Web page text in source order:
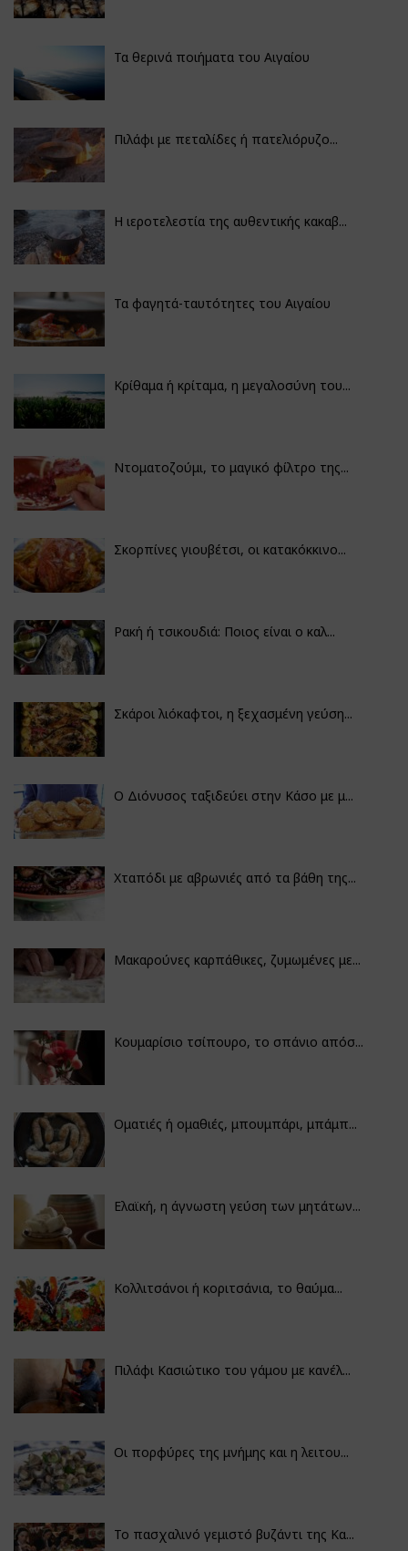
Τα θερινά ποιήματα του Αιγαίου
Πιλάφι με πεταλίδες ή πατελιόρυζο...
Η ιεροτελεστία της αυθεντικής κακαβ...
Τα φαγητά-ταυτότητες του Αιγαίου
Κρίθαμα ή κρίταμα, η μεγαλοσύνη του...
Ντοματοζούμι, το μαγικό φίλτρο της...
Σκορπίνες γιουβέτσι, οι κατακόκκινο...
Ρακή ή τσικουδιά: Ποιος είναι ο καλ...
Σκάροι λιόκαφτοι, η ξεχασμένη γεύση...
Ο Διόνυσος ταξιδεύει στην Κάσο με μ...
Χταπόδι με αβρωνιές από τα βάθη της...
Μακαρούνες καρπάθικες, ζυμωμένες με...
Κουμαρίσιο τσίπουρο, το σπάνιο απόσ...
Οματιές ή ομαθιές, μπουμπάρι, μπάμπ...
Ελαϊκή, η άγνωστη γεύση των μητάτων...
Κολλιτσάνοι ή κοριτσάνια, το θαύμα...
Πιλάφι Κασιώτικο του γάμου με κανέλ...
Οι πορφύρες της μνήμης και η λειτου...
Το πασχαλινό γεμιστό βυζάντι της Κα...